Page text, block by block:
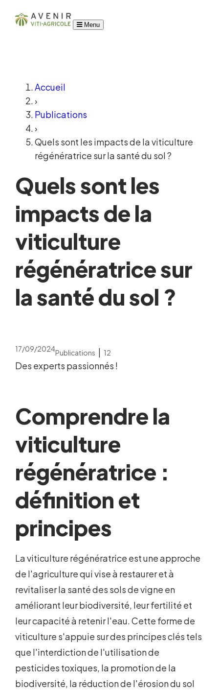
Menu
Accueil
›
Publications
›
Quels sont les impacts de la viticulture
régénératrice sur la santé du sol ?
Quels sont les
impacts de la
viticulture
régénératrice sur
la santé du sol ?
17/09/2024Publications | 12
Des experts passionnés !
Comprendre la
viticulture
régénératrice :
définition et
principes
La viticulture régénératrice est une approche
de l'agriculture qui vise à restaurer et à
revitaliser la santé des sols de vigne en
améliorant leur biodiversité, leur fertilité et
leur capacité à retenir l'eau. Cette forme de
viticulture s'appuie sur des principes clés tels
que l'interdiction de l'utilisation de
pesticides toxiques, la promotion de la
biodiversité, la réduction de l'érosion du sol